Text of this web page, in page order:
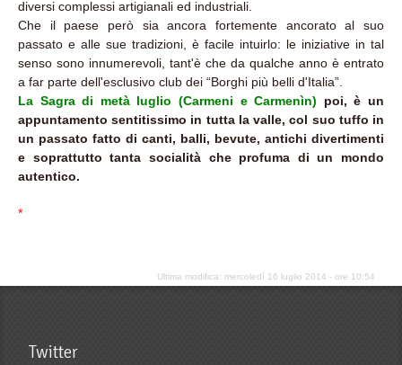
diversi complessi artigianali ed industriali.
Che il paese però sia ancora fortemente ancorato al suo
passato e alle sue tradizioni, è facile intuirlo: le iniziative in tal
senso sono innumerevoli, tant'è che da qualche anno è entrato
a far parte dell'esclusivo club dei “Borghi più belli d'Italia”.
La Sagra di metà luglio (Carmeni e Carmenìn) poi, è un
appuntamento sentitissimo in tutta la valle, col suo tuffo in
un passato fatto di canti, balli, bevute, antichi divertimenti
e soprattutto tanta socialità che profuma di un mondo
autentico.
*
Ultima modifica: mercoledì 16 luglio 2014 - ore 10:54
Twitter